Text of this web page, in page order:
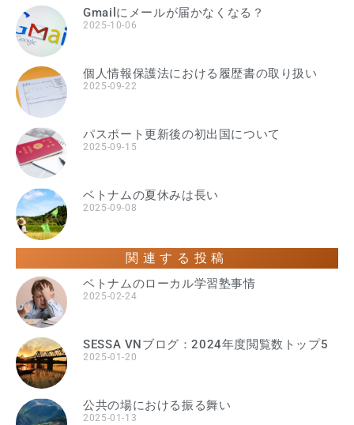
Gmailにメールが届かなくなる？
2025-10-06
個人情報保護法における履歴書の取り扱い
2025-09-22
パスポート更新後の初出国について
2025-09-15
ベトナムの夏休みは長い
2025-09-08
関連する投稿
ベトナムのローカル学習塾事情
2025-02-24
SESSA VNブログ：2024年度閲覧数トップ5
2025-01-20
公共の場における振る舞い
2025-01-13